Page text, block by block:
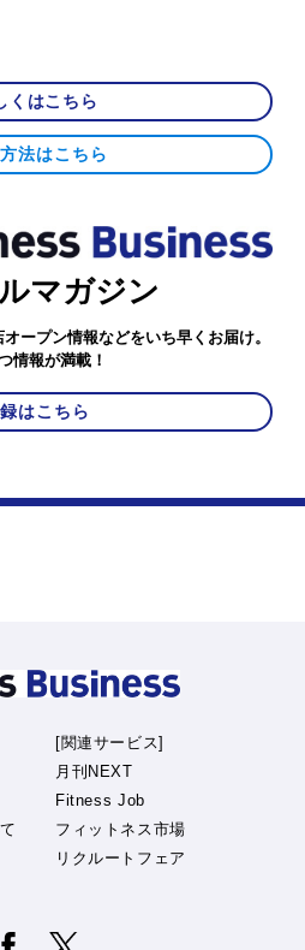
くはこちら
法はこちら
マガジン
ープン情報などをいち早くお届け。
情報が満載！
はこちら
[関連サービス]
月刊NEXT
Fitness Job
フィットネス市場
リクルートフェア